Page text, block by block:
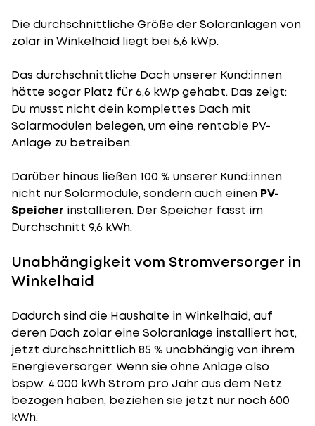
Die durchschnittliche Größe der Solaranlagenvon
zolar in Winkelhaid liegt bei 6,6 kWp.
Das durchschnittliche Dach unserer Kund:innen
hätte sogar Platz für 6,6 kWp gehabt. Das zeigt:
Du musst nicht dein komplettes Dach mit
Solarmodulen belegen, um eine rentable PV-
Anlage zu betreiben.
Darüber hinaus ließen 100 % unserer Kund:innen
nicht nur Solarmodule, sondern auch einen PV-
Speicher installieren. Der Speicher fasst im
Durchschnitt 9,6 kWh.
Unabhängigkeit vom Stromversorger in
Winkelhaid
Dadurch sind die Haushalte in Winkelhaid, auf
deren Dach zolar eine Solaranlage installiert hat,
jetzt durchschnittlich 85 % unabhängig von ihrem
Energieversorger. Wenn sie ohne Anlage also
bspw. 4.000 kWh Strom pro Jahr aus dem Netz
bezogen haben, beziehen sie jetzt nur noch 600
kWh.